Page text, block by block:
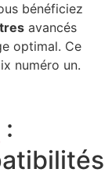
bénéficiez
avancés
optimal. Ce
numéro un.
: